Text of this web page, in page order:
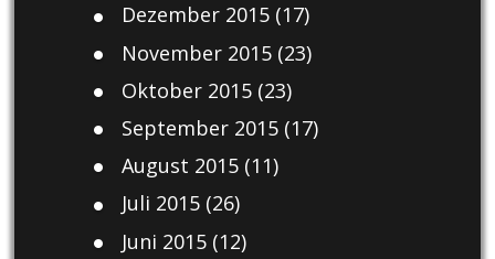
Dezember 2015(17)
November 2015(23)
Oktober 2015(23)
September 2015(17)
August 2015(11)
Juli 2015(26)
Juni 2015(12)